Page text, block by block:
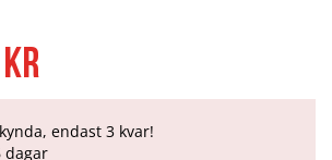
kr
endast 3 kvar!
dagar